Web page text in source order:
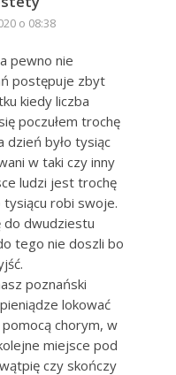
o 08:38
pewno nie
postępuje zbyt
kiedy liczba
poczułem trochę
dzień było tysiąc
w taki czy inny
ludzi jest trochę
robi swoje.
do dwudziestu
tego nie doszli bo
poznański
lokować
chorym, w
miejsce pod
czy skończy